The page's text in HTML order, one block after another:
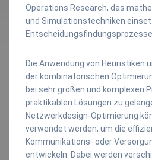
Operations Research, das
und Simulationstechniken
Die Anwendung von Heuristiken
der kombinatorischen
bei sehr großen und komplexen
praktikablen Lösungen zu
Netzwerkdesign-Optimierung
verwendet werden, um die
Kommunikations- oder
entwickeln. Dabei werden